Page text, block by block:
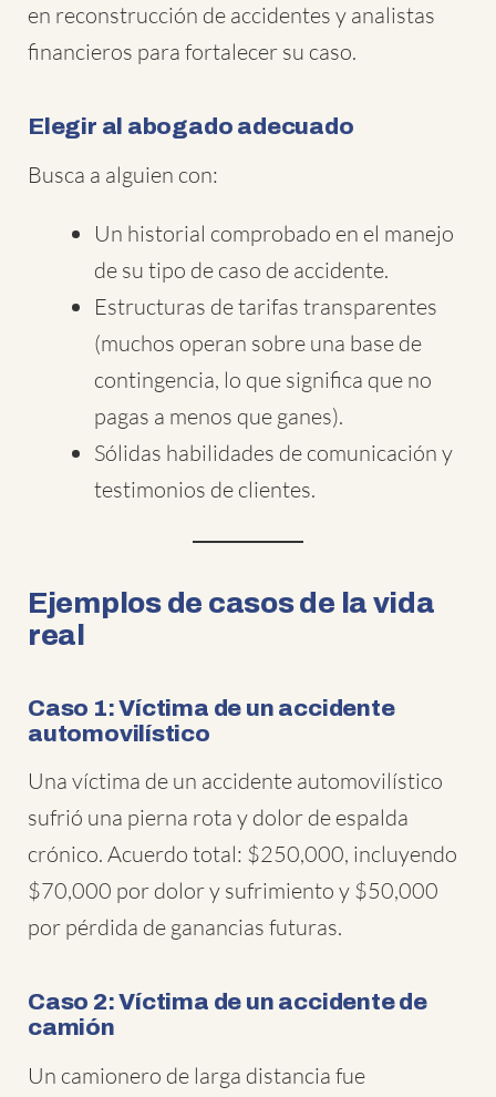
en reconstrucción de accidentes y analistas
financieros para fortalecer su caso.
Elegir al abogado adecuado
Busca a alguien con:
Un historial comprobado en el manejo
de su tipo de caso de accidente.
Estructuras de tarifas transparentes
(muchos operan sobre una base de
contingencia, lo que significa que no
pagas a menos que ganes).
Sólidas habilidades de comunicación y
testimonios de clientes.
Ejemplos de casos de la vida
real
Caso 1: Víctima de un accidente
automovilístico
Una víctima de un accidente automovilístico
sufrió una pierna rota y dolor de espalda
crónico. Acuerdo total: $250,000, incluyendo
$70,000 por dolor y sufrimiento y $50,000
por pérdida de ganancias futuras.
Caso 2: Víctima de un accidente de
camión
Un camionero de larga distancia fue